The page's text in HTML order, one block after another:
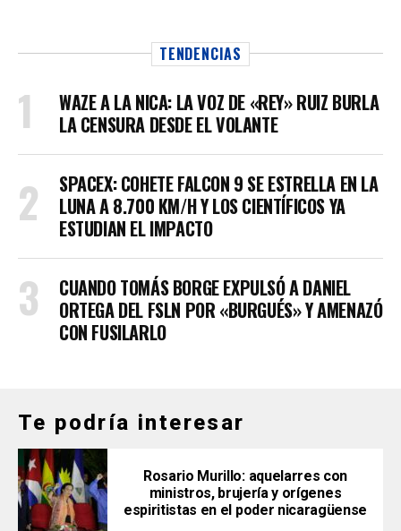
TENDENCIAS
WAZE A LA NICA: LA VOZ DE «REY» RUIZ BURLA
LA CENSURA DESDE EL VOLANTE
SPACEX: COHETE FALCON 9 SE ESTRELLA EN LA
LUNA A 8.700 KM/H Y LOS CIENTÍFICOS YA
ESTUDIAN EL IMPACTO
CUANDO TOMÁS BORGE EXPULSÓ A DANIEL
ORTEGA DEL FSLN POR «BURGUÉS» Y AMENAZÓ
CON FUSILARLO
Te podría interesar
Rosario Murillo: aquelarres con
ministros, brujería y orígenes
espiritistas en el poder nicaragüense